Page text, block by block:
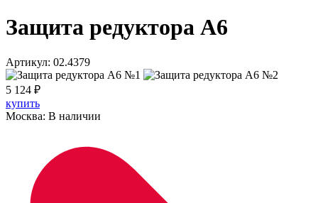
Защита редуктора A6
Артикул: 02.4379
5 124 ₽
купить
Москва: В наличии